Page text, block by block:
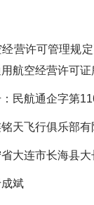
营许可管理规
航空经营许可证
民航通企字第11
天飞行俱乐部有
大连市长海县
斌